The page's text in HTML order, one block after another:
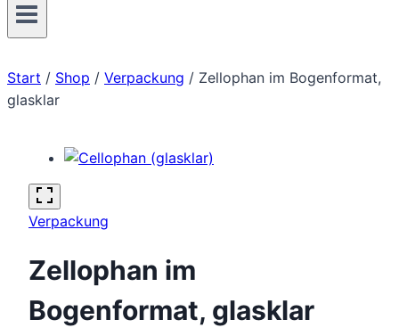
Start / Shop / Verpackung / Zellophan im Bogenformat,
glasklar
Verpackung
Zellophan im
Bogenformat, glasklar